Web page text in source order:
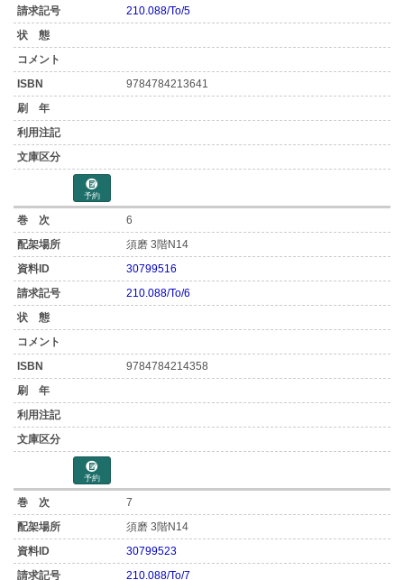
210.088/To/5
9784784213641
予約
6
須磨 3階N14
30799516
210.088/To/6
9784784214358
予約
7
須磨 3階N14
30799523
210.088/To/7